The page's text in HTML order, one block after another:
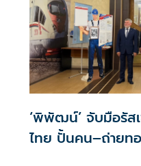
‘พิพัฒน์’ จับมือรัส
ไทย ปั้นคน–ถ่ายท